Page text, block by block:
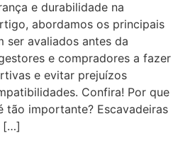
e durabilidade na
abordamos os principais
ser avaliados antes da
e compradores a fazer
e evitar prejuízos
Confira! Por que
tão importante? Escavadeiras
[…]